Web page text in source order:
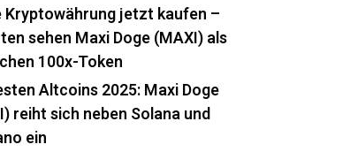
Kryptowährung jetzt kaufen –
sehen Maxi Doge (MAXI) als
100x-Token
Altcoins 2025: Maxi Doge
reiht sich neben Solana und
ein